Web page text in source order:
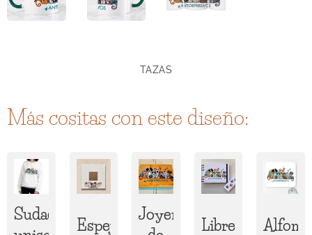
TAZAS
Más cositas con este diseño:
Sudadera
Espejo
Joyero
Libreta